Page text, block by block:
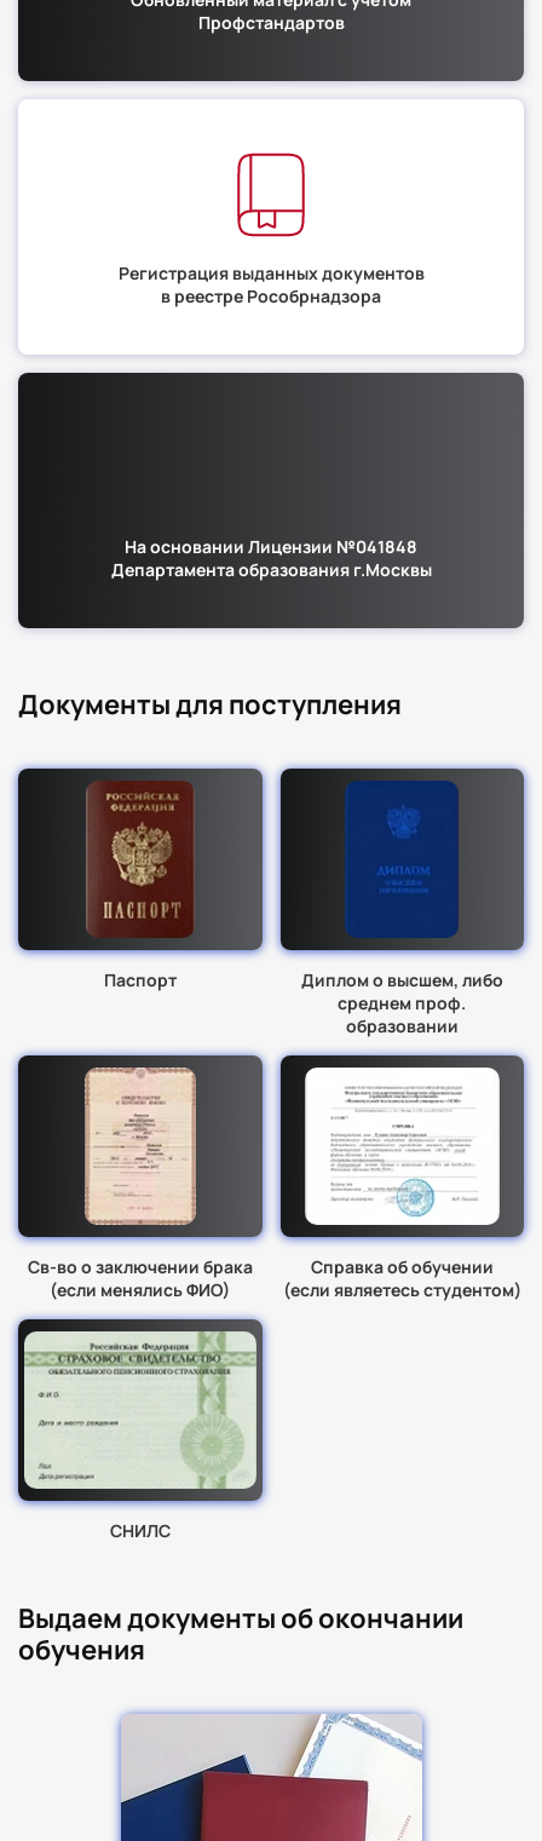
Профстандартов
Регистрация выданных документов
в реестре Рособрнадзора
На основании Лицензии №041848
Департамента образования г.Москвы
Документы для поступления
Паспорт
Диплом о высшем, либо
среднем проф.
образовании
Св-во о заключении брака
(если менялись ФИО)
Справка об обучении
(если являетесь студентом)
СНИЛС
Выдаем документы об окончании
обучения